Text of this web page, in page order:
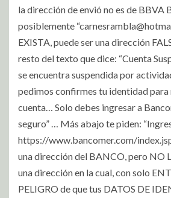
la dirección de envió no es de BBVA
posiblemente “
EXISTA, puede ser una dirección
resto del texto que dice: “Cuenta
se encuentra suspendida por
pedimos confirmes tu identidad
cuenta… Solo debes ingresar a
seguro” … Más abajo te piden:
https://www.bancomer.com/
una dirección del BANCO, pero NO
una dirección en la cual, con solo
PELIGRO de que tus DATOS DE